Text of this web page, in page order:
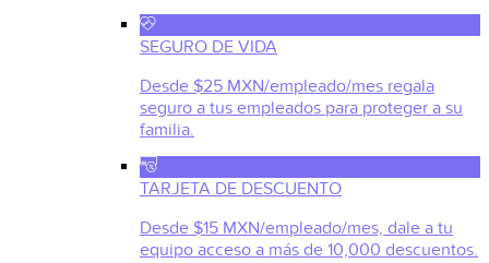
SEGURO DE VIDA
Desde $25 MXN/empleado/mes regala
seguro a tus empleados para proteger a su
familia.
TARJETA DE DESCUENTO
Desde $15 MXN/empleado/mes, dale a tu
equipo acceso a más de 10,000 descuentos.